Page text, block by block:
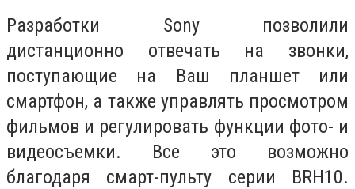
Разработки Sony позволили
дистанционно отвечать на звонки,
поступающие на Ваш планшет или
смартфон, а также управлять просмотром
фильмов и регулировать функции фото- и
видеосъемки. Все это возможно
благодаря смарт-пульту серии BRH10.